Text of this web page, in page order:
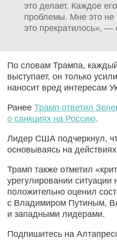
это делает. Каждое
проблемы. Мне это не
это прекратилось», —
По словам Трампа,
выступает, он только
наносит вред интересам
Ранее Трамп ответил
о санкциях на Россию.
Лидер США подчеркнул,
основываясь на
Трамп также отметил
урегулировании ситуации
положительно оценил
с Владимиром Путиным,
и западными лидерами.
Подпишитесь на